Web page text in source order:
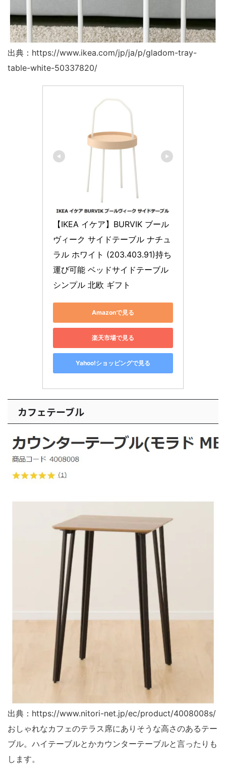
出典：https://www.ikea.com/jp/ja/p/gladom-tray-
table-white-50337820/
【IKEA イケア】BURVIK ブール
ヴィーク サイドテーブル ナチュ
ラル ホワイト (203.403.91)持ち
運び可能 ベッドサイドテーブル
シンプル 北欧 ギフト
Amazonで見る
楽天市場で見る
Yahoo!ショッピングで見る
カフェテーブル
出典：https://www.nitori-net.jp/ec/product/4008008s/
おしゃれなカフェのテラス席にありそうな高さのあるテー
ブル。ハイテーブルとかカウンターテーブルと言ったりも
します。